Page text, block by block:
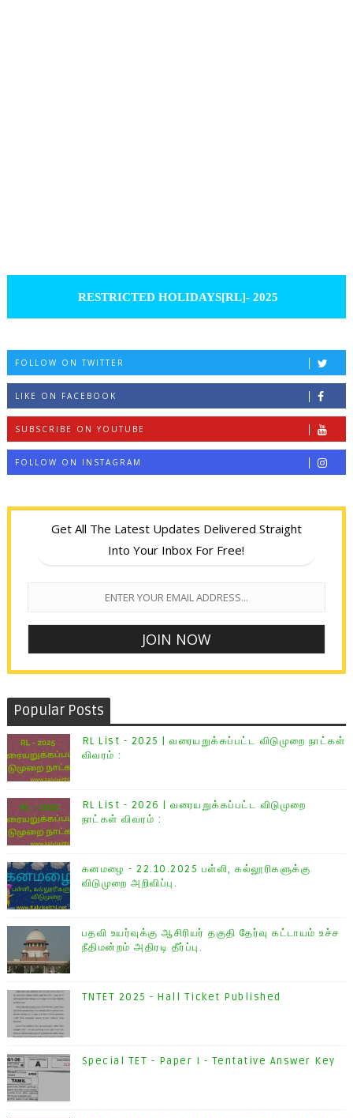
RESTRICTED HOLIDAYS[RL]- 2025
FOLLOW ON TWITTER
LIKE ON FACEBOOK
SUBSCRIBE ON YOUTUBE
FOLLOW ON INSTAGRAM
Get All The Latest Updates Delivered Straight
Into Your Inbox For Free!
Popular Posts
RL List - 2025 | வரையறுக்கப்பட்ட விடுமுறை நாட்கள்
விவரம் :
RL List - 2026 | வரையறுக்கப்பட்ட விடுமுறை
நாட்கள் விவரம் :
கனமழை - 22.10.2025 பள்ளி, கல்லூரிகளுக்கு
விடுமுறை அறிவிப்பு.
பதவி உயர்வுக்கு ஆசிரியர் தகுதி தேர்வு கட்டாயம் உச்ச
நீதிமன்றம் அதிரடி தீர்ப்பு.
TNTET 2025 - Hall Ticket Published
Special TET - Paper I - Tentative Answer Key